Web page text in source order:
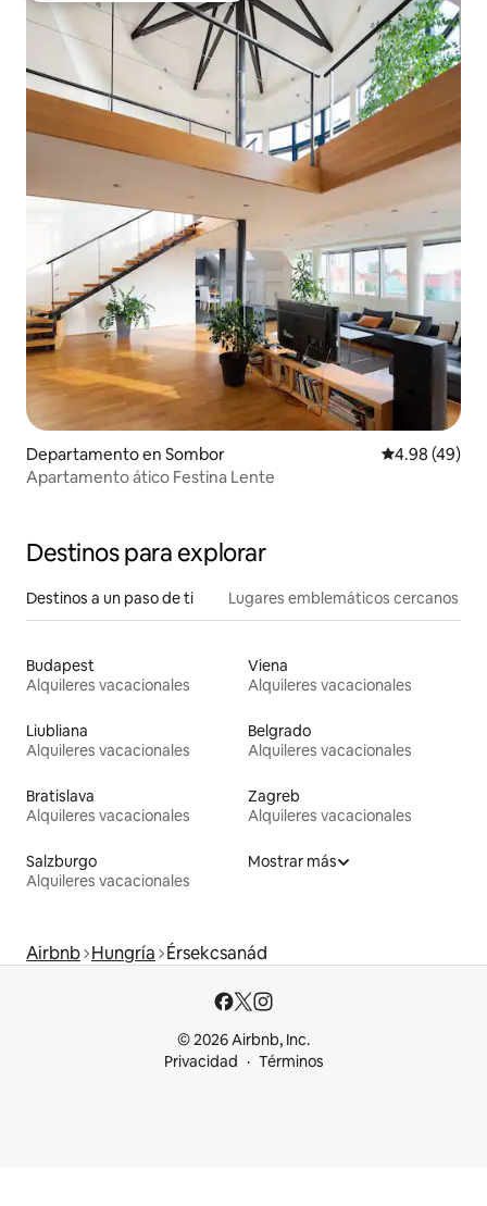
Departamento en Sombor Calificación
4.98 (49)
Apartamento ático Festina Lente
Destinos para explorar
Destinos a un paso de ti Lugares emblemáticos cercanos
Budapest
Alquileres vacacionales
Viena
Alquileres vacacionales
Liubliana
Alquileres vacacionales
Belgrado
Alquileres vacacionales
Bratislava
Alquileres vacacionales
Zagreb
Alquileres vacacionales
Salzburgo
Alquileres vacacionales
Mostrar más
Airbnb Hungría Érsekcsanád
© 2026 Airbnb, Inc.
Privacidad
Términos